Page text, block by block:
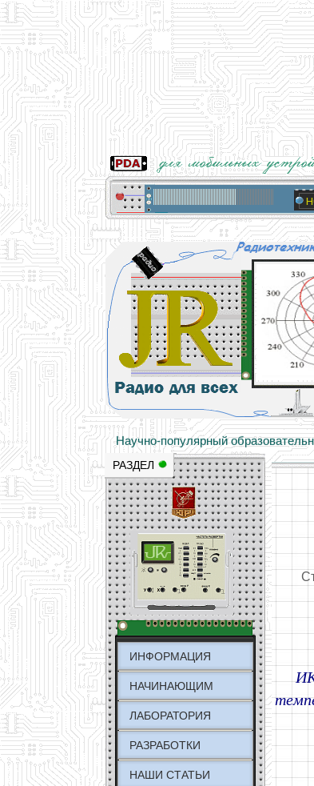
Научно-популярный
Основы электричества,
РАЗДЕЛ
ИНФОРМАЦИЯ
НАЧИНАЮЩИМ
ЛАБОРАТОРИЯ
РАЗРАБОТКИ
НАШИ СТАТЬИ